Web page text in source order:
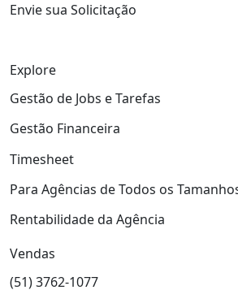
Envie sua Solicitação
Explore
Gestão de Jobs e Tarefas
Gestão Financeira
Timesheet
Para Agências de Todos os
Rentabilidade da Agência
Vendas
(51) 3762-1077